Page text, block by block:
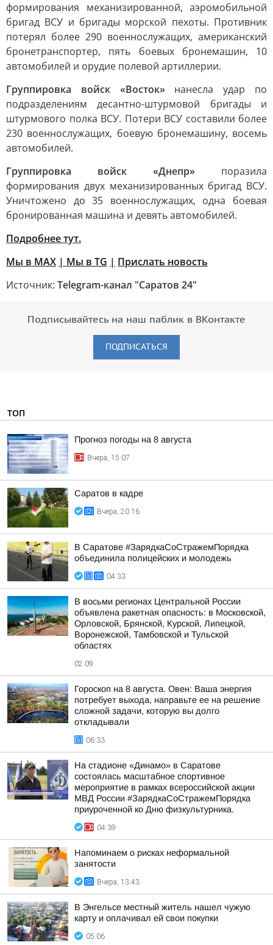
формирования механизированной, аэромобильной
бригад ВСУ и бригады морской пехоты. Противник
потерял более 290 военнослужащих, американский
бронетранспортер, пять боевых бронемашин, 10
автомобилей и орудие полевой артиллерии.
Группировка войск «Восток»нанесла удар по
подразделениям десантно-штурмовой бригады и
штурмового полка ВСУ. Потери ВСУ составили более
230 военнослужащих, боевую бронемашину, восемь
автомобилей.
Группировка войск «Днепр» поразила
формирования двух механизированных бригад ВСУ.
Уничтожено до 35 военнослужащих, одна боевая
бронированная машина и девять автомобилей.
Подробнее тут.
Мы в MAX | Мы в TG | Прислать новость
Источник: Telegram-канал "Саратов 24"
Подписывайтесь на наш паблик в ВКонтакте
ПОДПИСАТЬСЯ
ТОП
Прогноз погоды на 8 августа
Вчера, 15:07
Саратов в кадре
Вчера, 20:16
В Саратове #ЗарядкаСоСтражемПорядка
объединила полицейских и молодежь
04:33
В восьми регионах Центральной России
объявлена ракетная опасность: в Московской,
Орловской, Брянской, Курской, Липецкой,
Воронежской, Тамбовской и Тульской
областях
02:09
Гороскоп на 8 августа. Овен: Ваша энергия
потребует выхода, направьте ее на решение
сложной задачи, которую вы долго
откладывали
06:33
На стадионе «Динамо» в Саратове
состоялась масштабное спортивное
мероприятие в рамках всероссийской акции
МВД России #ЗарядкаСоСтражемПорядка
приуроченной ко Дню физкультурника.
04:39
Напоминаем о рисках неформальной
занятости
Вчера, 13:43
В Энгельсе местный житель нашел чужую
карту и оплачивал ей свои покупки
05:06